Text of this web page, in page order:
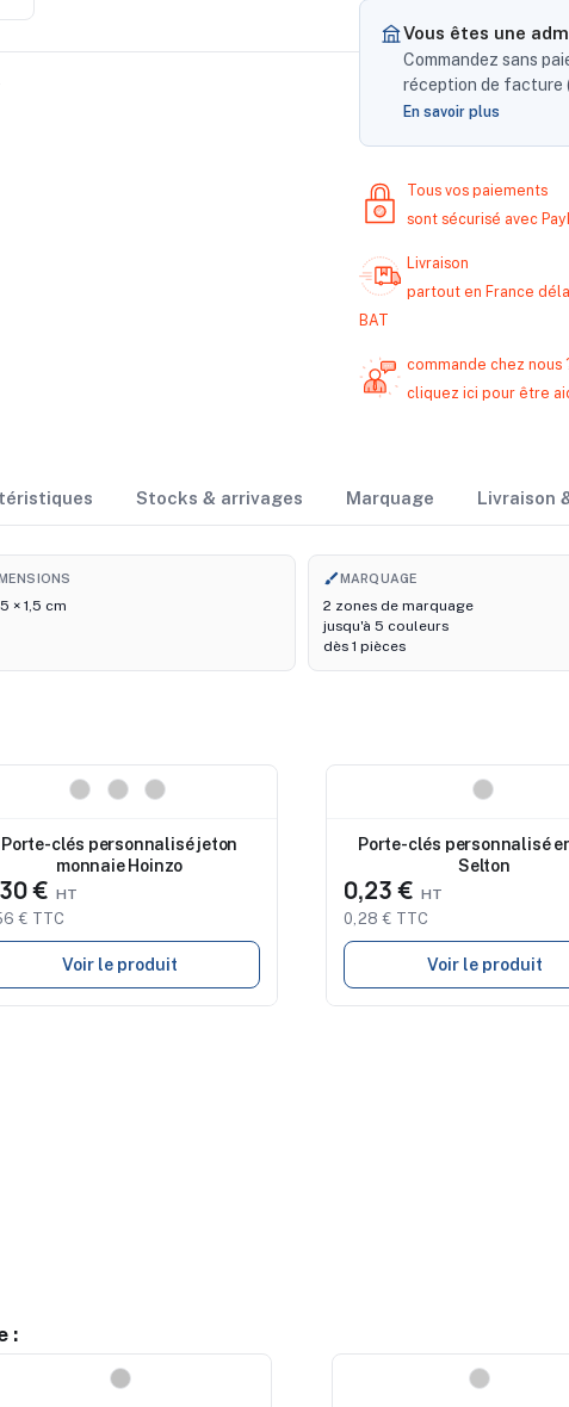
Vous êtes une
Commandez sans
réception de facture
En savoir plus
Tous vos paiements
sont sécurisé avec
Livraison
partout en France
BAT
commande chez nous
cliquez ici pour être
Stocks & arrivages Marquage Livraison
× 1,5 cm
brushMARQUAGE
2 zones de marquage
jusqu'à 5 couleurs
dès 1 pièces
Porte-clés personnalisé jeton
monnaie Hoinzo
€
€ TTC
Voir le produit
Porte-clés personnalisé
Selton
0,23 €
0,28 € TTC
Voir le produit
: